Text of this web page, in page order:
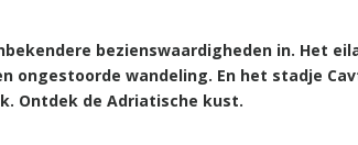
bezienswaardigheden in. Het
ongestoorde wandeling. En het stadje
Ontdek de Adriatische kust.